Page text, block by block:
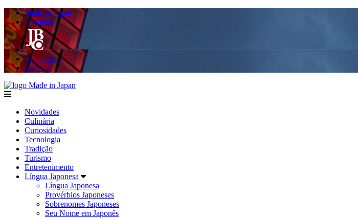
Made in Japan
Hashitag
AkibaSpace
Agenda
menu
Novidades
Culinária
Curiosidades
Tecnologia
Tradição
Turismo
Entretenimento
Língua Japonesa
Língua Japonesa
Provérbios Japoneses
Sobrenomes Japoneses
Seu Nome em Japonês